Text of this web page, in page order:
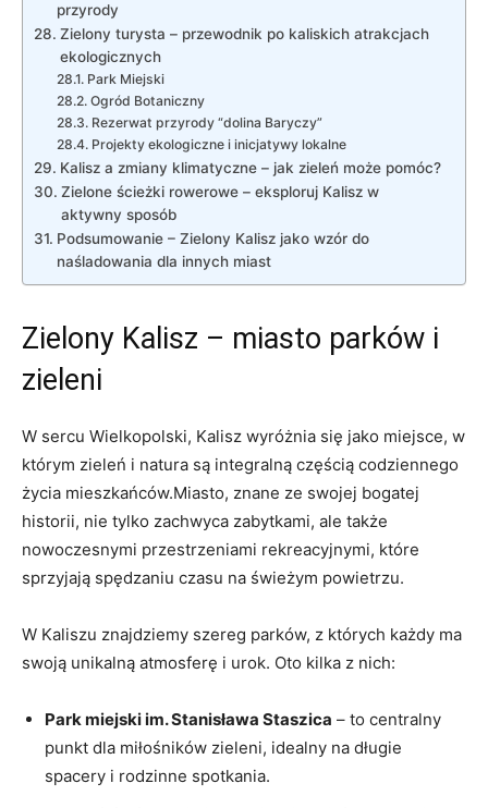
przyrody
Zielony turysta – przewodnik po kaliskich atrakcjach
ekologicznych
Park Miejski
Ogród Botaniczny
Rezerwat przyrody “dolina Baryczy”
Projekty ekologiczne i ‌inicjatywy lokalne
Kalisz a zmiany klimatyczne – jak zieleń może pomóc?
Zielone ścieżki rowerowe – eksploruj Kalisz w
aktywny sposób
Podsumowanie – Zielony⁣ Kalisz jako wzór do
naśladowania dla innych miast
Zielony Kalisz – miasto parków i
zieleni
W sercu Wielkopolski, Kalisz wyróżnia ‌się jako miejsce, w
którym zieleń i natura są integralną częścią codziennego
życia mieszkańców.Miasto, znane ze swojej ⁤bogatej
historii, nie tylko zachwyca zabytkami, ale także
nowoczesnymi przestrzeniami rekreacyjnymi, które
sprzyjają spędzaniu czasu na ‍świeżym powietrzu.
W ‍Kaliszu znajdziemy‍ szereg parków, z których każdy‍ ma
⁤swoją unikalną⁢ atmosferę i urok. Oto kilka z nich:
Park miejski im. Stanisława Staszica – to centralny
punkt ⁢dla miłośników zieleni, idealny na długie​
spacery i rodzinne spotkania.